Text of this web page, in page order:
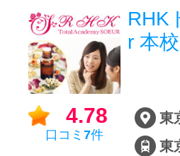
RHK
r 本校
4.78
口コミ 7件
東
東